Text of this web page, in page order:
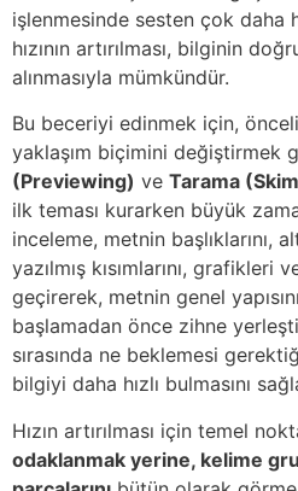
işlenmesinde sesten çok daha
hızının artırılması, bilginin
alınmasıyla mümkündür.
Bu beceriyi edinmek için,
yaklaşım biçimini değiştirmek
(Previewing) ve Tarama
ilk teması kurarken büyük
inceleme, metnin başlıklarını,
yazılmış kısımlarını, grafikleri
geçirerek, metnin genel
başlamadan önce zihne
sırasında ne beklemesi
bilgiyi daha hızlı bulmasını
Hızın artırılması için temel
odaklanmak yerine, kelime